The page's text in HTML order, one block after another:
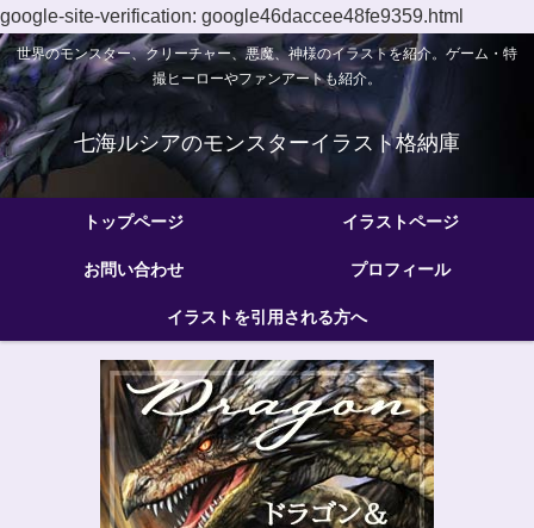
google-site-verification: google46daccee48fe9359.html
世界のモンスター、クリーチャー、悪魔、神様のイラストを紹介。ゲーム・特
撮ヒーローやファンアートも紹介。
七海ルシアのモンスターイラスト格納庫
トップページ イラストページ
お問い合わせ プロフィール
イラストを引用される方へ